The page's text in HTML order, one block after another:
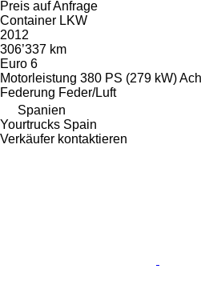
Preis auf Anfrage
Container LKW
2012
306’337 km
Euro 6
Motorleistung 380 PS (279 kW)
Federung Feder/Luft
Spanien
Yourtrucks Spain
Verkäufer kontaktieren